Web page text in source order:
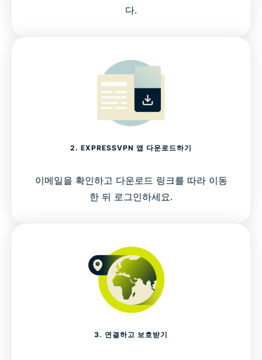
다.
2. EXPRESSVPN 앱 다운로드하기
이메일을 확인하고 다운로드 링크를 따라 이동
한 뒤 로그인하세요.
3. 연결하고 보호받기